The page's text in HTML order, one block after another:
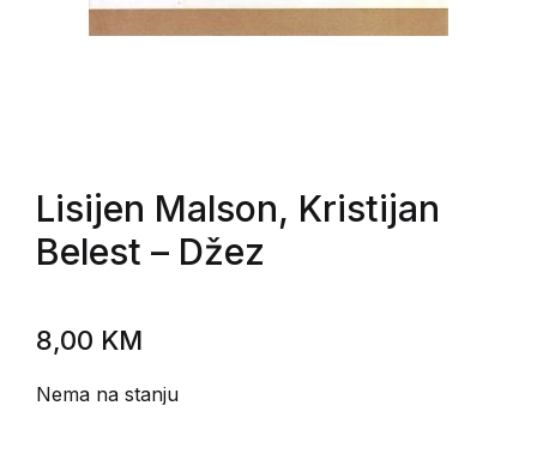
Lisijen Malson, Kristijan
Belest – Džez
8,00 KM
Nema na stanju